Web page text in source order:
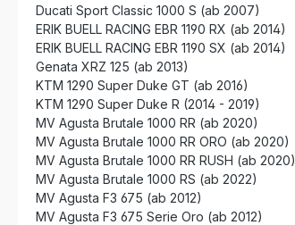
Ducati Sport Classic 1000 S (ab 2007)
ERIK BUELL RACING EBR 1190 RX (ab 2014)
ERIK BUELL RACING EBR 1190 SX (ab 2014)
Genata XRZ 125 (ab 2013)
KTM 1290 Super Duke GT (ab 2016)
KTM 1290 Super Duke R (2014 - 2019)
MV Agusta Brutale 1000 RR (ab 2020)
MV Agusta Brutale 1000 RR ORO (ab 2020)
MV Agusta Brutale 1000 RR RUSH (ab 2020)
MV Agusta Brutale 1000 RS (ab 2022)
MV Agusta F3 675 (ab 2012)
MV Agusta F3 675 Serie Oro (ab 2012)